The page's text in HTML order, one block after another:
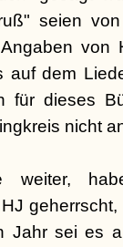
seien
von
auf dem
für dieses
nicht
weiter,
Jahr sei es